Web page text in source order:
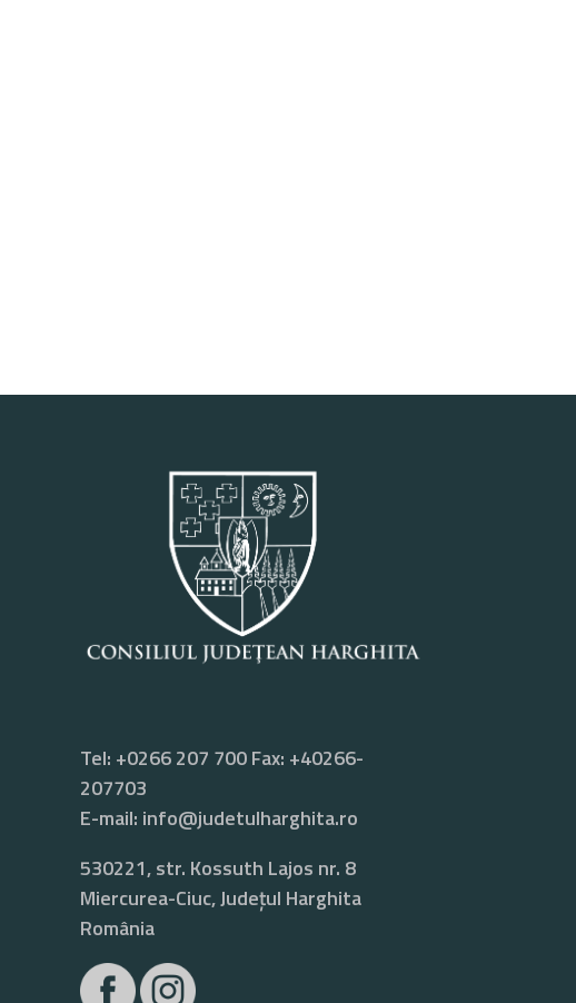
Tel: +0266 207 700 Fax: +40266-
207703
E-mail: info@judetulharghita.ro
530221, str. Kossuth Lajos nr. 8
Miercurea-Ciuc, Județul Harghita
România